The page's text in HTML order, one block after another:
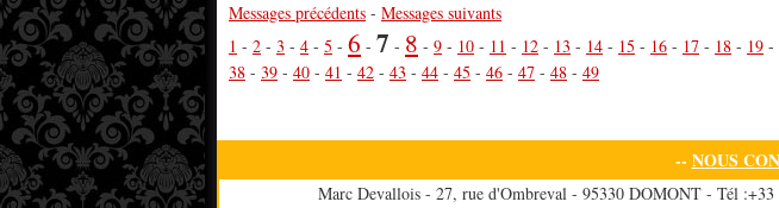
Messages précédents - Messages suivants
1 - 2 - 3 - 4 - 5 - 6 - 7 - 8 - 9 - 10 - 11 - 12 - 13 - 14 - 15 - 16 - 17 - 18 - 19 -
38 - 39 - 40 - 41 - 42 - 43 - 44 - 45 - 46 - 47 - 48 - 49
-- NOUS
Marc Devallois - 27, rue d'Ombreval - 95330 DOMONT - Tél